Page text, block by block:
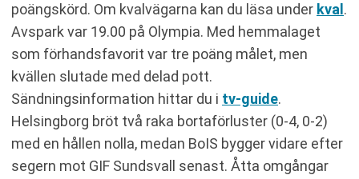
poängskörd. Om kvalvägarna kan du läsa under kval .
Avspark var 19.00 på Olympia. Med hemmalaget
som förhandsfavorit var tre poäng målet, men
kvällen slutade med delad pott.
Sändningsinformation hittar du i tv-guide.
Helsingborg bröt två raka bortaförluster (0-4, 0-2)
med en hållen nolla, medan BoIS bygger vidare efter
segern mot GIF Sundsvall senast. Åtta omgångar